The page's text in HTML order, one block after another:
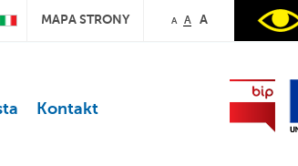
MAPA STRONY A A A
Kontakt